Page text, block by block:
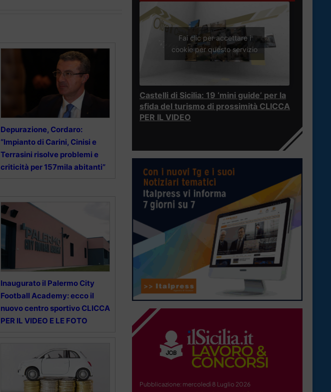
Depurazione, Cordaro:
“Impianto di Carini, Cinisi e
Terrasini risolve problemi e
criticità per 157mila abitanti”
Inaugurato il Palermo City
Football Academy: ecco il
nuovo centro sportivo CLICCA
PER IL VIDEO E LE FOTO
Fai clic per accettare i
cookie per questo servizio
Castelli di Sicilia: 19 ‘mini guide’ per la
sfida del turismo di prossimità CLICCA
PER IL VIDEO
Pubblicazione: mercoledì 8 Luglio 2026